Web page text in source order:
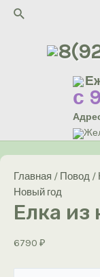
Перейти
Поиск
с
Главная / Повод /
Новый год
Елка из
6790 ₽